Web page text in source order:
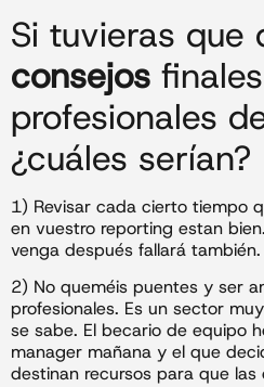
Si tuvieras
consejos
profesionales
¿cuáles serían?
1) Revisar cada cierto tiempo
en vuestro reporting estan
venga después fallará también.
2) No queméis puentes y ser
profesionales. Es un sector
se sabe. El becario de equipo
manager mañana y el que
destinan recursos para que